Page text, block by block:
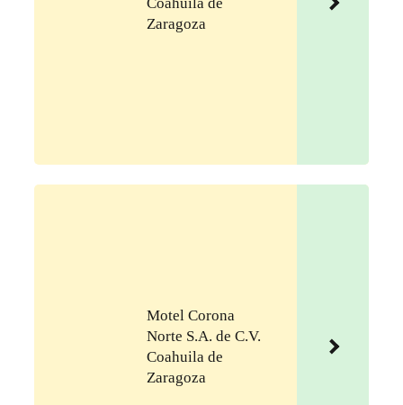
Zaragoza
Motel Corona
Norte S.A. de C.V.
Coahuila de
Zaragoza